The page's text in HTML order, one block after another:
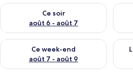
Ce soir
août 6 - août 7
Vérifier la disponibilité pour ce soir
Ce week-end
août 7 - août 9
Vérifier la disponibilité pour ce week-